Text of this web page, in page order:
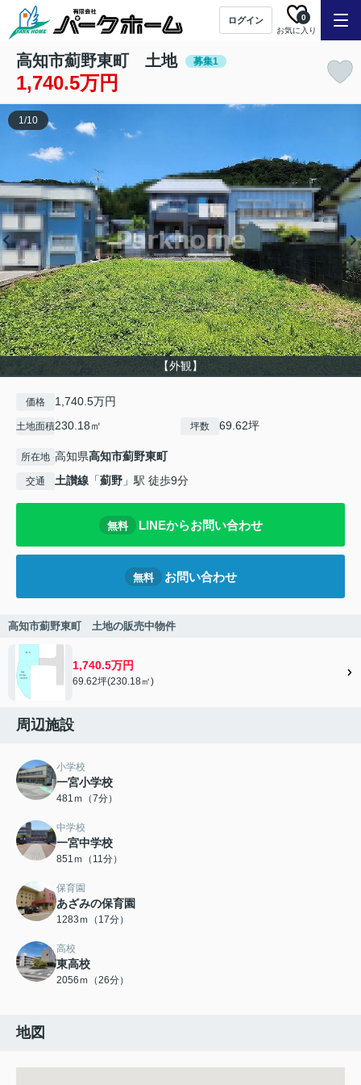
ログイン
お気に入り
0
高知市薊野東町 土地 募集1
1,740.5万円
【外観】
1/10
価格 1,740.5万円
土地面積230.18㎡ 坪数 69.62坪
所在地 高知県高知市薊野東町
交通 土讃線 「薊野 」駅 徒歩9分
無料 LINEからお問い合わせ
無料 お問い合わせ
高知市薊野東町 土地の販売中物件
1,740.5万円
69.62坪(230.18㎡)
周辺施設
小学校
一宮小学校
481ｍ（7分）
中学校
一宮中学校
851ｍ（11分）
保育園
あざみの保育園
1283ｍ（17分）
高校
東高校
2056ｍ（26分）
地図